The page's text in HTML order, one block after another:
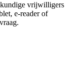
vrijwilligers
e-reader of